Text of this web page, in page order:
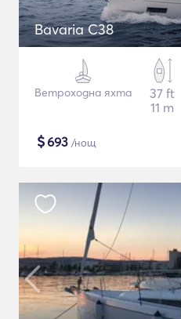
Bavaria C38
Ветроходна яхта
37 ft
11 m
$693 /нощ